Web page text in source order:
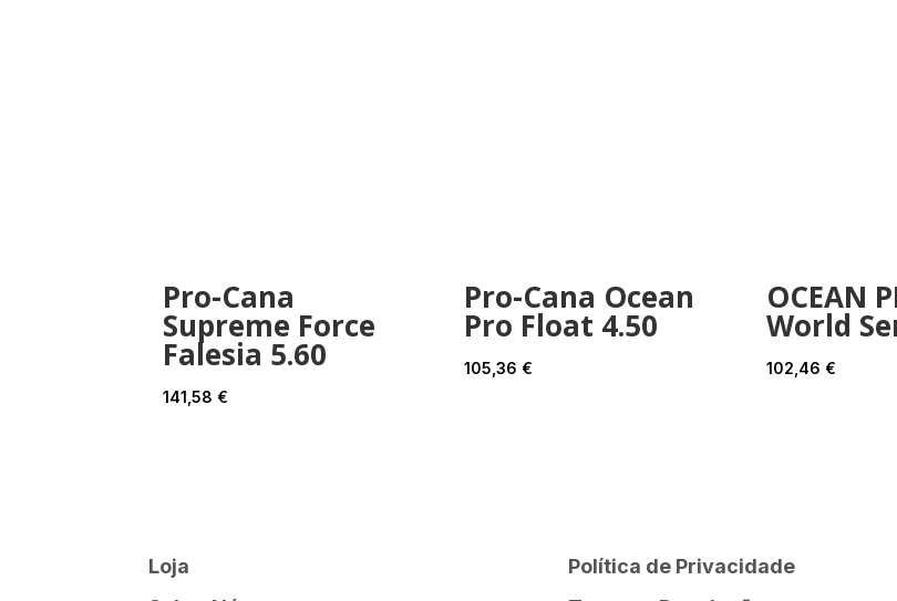
Pro-Cana
Supreme Force
Falesia 5.60
141,58 €
Pro-Cana Ocean
Pro Float 4.50
105,36 €
OCEAN
World
102,46 €
Loja
Política de Privacidade